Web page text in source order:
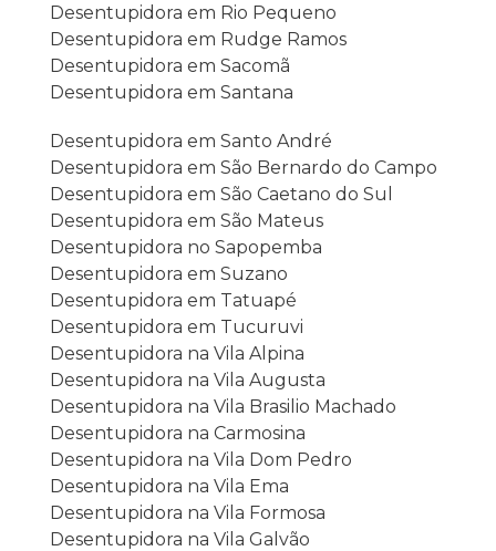
Desentupidora em Rio Pequeno
Desentupidora em Rudge Ramos
Desentupidora em Sacomã
Desentupidora em Santana
Desentupidora em Santo André
Desentupidora em São Bernardo do Campo
Desentupidora em São Caetano do Sul
Desentupidora em São Mateus
Desentupidora no Sapopemba
Desentupidora em Suzano
Desentupidora em Tatuapé
Desentupidora em Tucuruvi
Desentupidora na Vila Alpina
Desentupidora na Vila Augusta
Desentupidora na Vila Brasilio Machado
Desentupidora na Carmosina
Desentupidora na Vila Dom Pedro
Desentupidora na Vila Ema
Desentupidora na Vila Formosa
Desentupidora na Vila Galvão